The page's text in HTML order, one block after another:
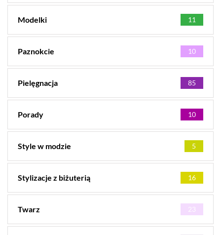
Modelki 11
Paznokcie 10
Pielęgnacja 85
Porady 10
Style w modzie 5
Stylizacje z biżuterią 16
Twarz 23